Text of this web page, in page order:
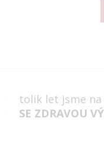
tolik let jsme
SE ZDRAVOU